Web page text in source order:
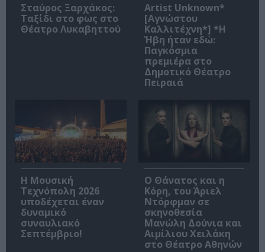
Σταύρος Ξαρχάκος:
Ταξίδι στο φως στο
Θέατρο Λυκαβηττού
Artist Unknown*
[Αγνώστου
Καλλιτέχνη*] *Η
Ήβη ήταν εδώ:
Παγκόσμια
πρεμιέρα στο
Δημοτικό Θέατρο
Πειραιά
Η Μουσική
Τεχνόπολη 2026
υποδέχεται έναν
δυναμικό
συναυλιακό
Σεπτέμβριο!
Ο Θάνατος και η
Κόρη, του Άριελ
Ντόρφμαν σε
σκηνοθεσία
Μανώλη Δούνια και
Αιμίλιου Χειλάκη
στο Θέατρο Αθηνών